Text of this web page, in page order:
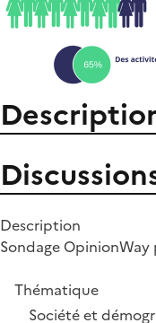
Description
Sondage OpinionWay
Thématique
Société et